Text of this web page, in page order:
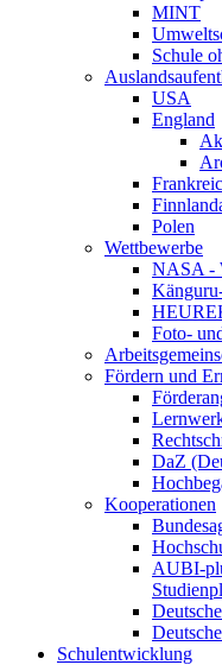
MINT
Schule
USA
England
Polen
Wettbewerbe
NASA -
Foto-
Fördern und
DaZ
Kooperationen
AUBI-
Schulentwicklung